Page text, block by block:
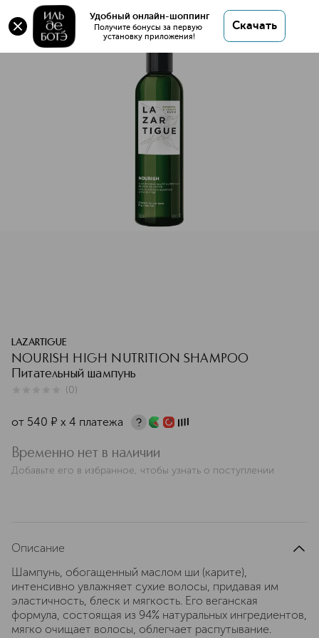
Удобный онлайн-шоппинг
Получите бонусы за первую
установку приложения!
Скачать
NOURISH HIGH NUTRITION SHAMPOO
Питательный шампунь
NOURISH HIGH NUTRITION SHAMPOO Питательный
LAZARTIGUE
NOURISH HIGH NUTRITION SHAMPOO
Питательный шампунь
(0)
от 540 ¤ х 4 платежа
Временно нет в наличии
Добавьте его в избранное, чтобы узнать о поступлении
Описание
Шампунь, обогащенный маслом ши (карите),
интенсивно увлажняет сухие волосы, придавая им
эластичность, блеск и мягкость. Его веганская
формула, состоящая из 94% натуральных ингредиентов,
мягко очищает волосы, облегчает распутывание.